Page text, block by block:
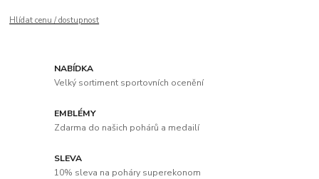
Hlídat cenu / dostupnost
NABÍDKA
Velký sortiment sportovních ocenění
EMBLÉMY
Zdarma do našich pohárů a medailí
SLEVA
10% sleva na poháry superekonom